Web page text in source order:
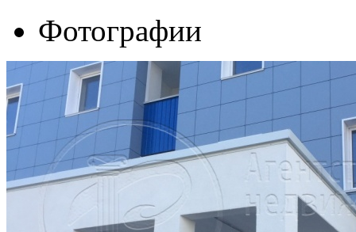
Фотографии